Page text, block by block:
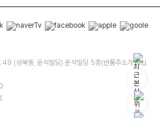
(성북동, 운석빌딩) 운석빌딩 5층(반품주소가 아닙